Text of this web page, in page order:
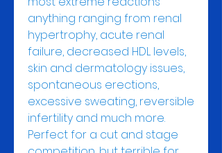
anything ranging from renal
hypertrophy, acute renal
failure, decreased HDL levels,
skin and dermatology issues,
spontaneous erections,
excessive sweating, reversible
infertility and much more.
Perfect for a cut and stage